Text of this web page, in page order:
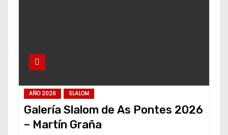
AÑO 2026 SLALOM
Galería Slalom de As Pontes 2026
– Martín Graña